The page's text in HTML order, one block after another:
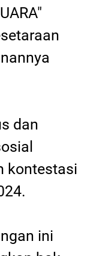
dan
kontestasi
ini